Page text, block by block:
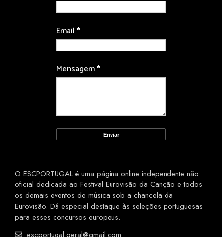
Email*
Mensagem*
O ESCPORTUGAL é uma página online independente não
oficial dedicada ao Festival Eurovisão da Canção e todos
os demais eventos de música sob a chancela da
Eurovisão. Dá especial destaque às seleções portuguesas
para esses concursos europeus.
escportugal.geral@gmail.com